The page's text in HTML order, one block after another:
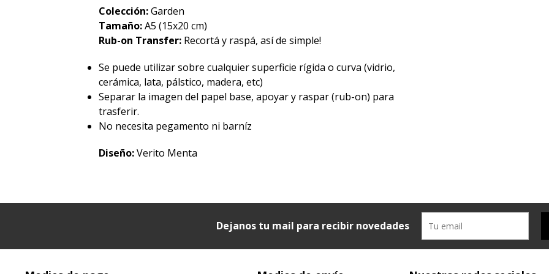
Colección:Garden
Tamaño:A5 (15x20 cm)
Rub-on Transfer: Recortá y raspá, así de simple!
Se puede utilizar sobre cualquier superficie rígida o curva (vidrio,
cerámica, lata, pálstico, madera, etc)
Separar la imagen del papel base, apoyar y raspar (rub-on) para
trasferir.
No necesita pegamento ni barníz
Diseño:Verito Menta
Dejanos tu mail para recibir novedades